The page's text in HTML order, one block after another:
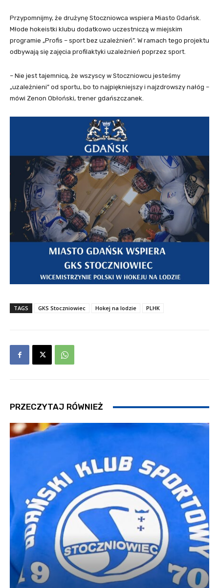
Przypomnijmy, że drużynę Stoczniowca wspiera Miasto Gdańsk.
Młode hokeistki klubu dodatkowo uczestniczą w miejskim
programie „Profis – sport bez uzależnień”. W ramach tego projektu
odbywają się zajęcia profilaktyki uzależnień poprzez sport.
– Nie jest tajemnicą, że wszyscy w Stoczniowcu jesteśmy
„uzależnieni” od sportu, bo to najpiękniejszy i najzdrowszy nałóg –
mówi Zenon Obłoński, trener gdańszczanek.
TAGS GKS Stoczniowiec Hokej na lodzie PLHK
PRZECZYTAJ RÓWNIEŻ